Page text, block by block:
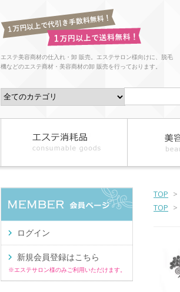
エステ美容商材の仕入れ・卸 販売。エステサロン様向けに、脱毛
機などのエステ商材・美容商材の卸 販売を行っております。
TOP >
TOP >
ログイン
新規会員登録はこちら
※エステサロン様のみご利用いただけます。